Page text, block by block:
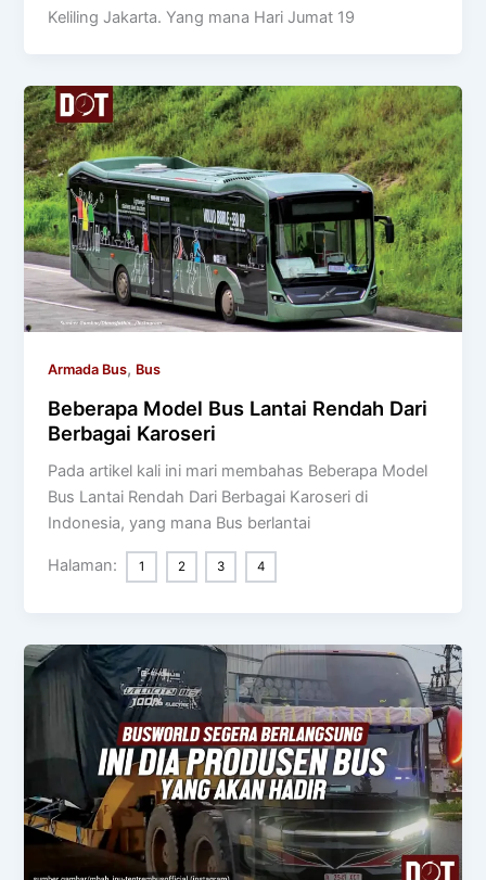
Keliling Jakarta. Yang mana Hari Jumat 19
Armada Bus, Bus
Beberapa Model Bus Lantai Rendah Dari
Berbagai Karoseri
Pada artikel kali ini mari membahas Beberapa Model
Bus Lantai Rendah Dari Berbagai Karoseri di
Indonesia, yang mana Bus berlantai
Halaman: 1 2 3 4